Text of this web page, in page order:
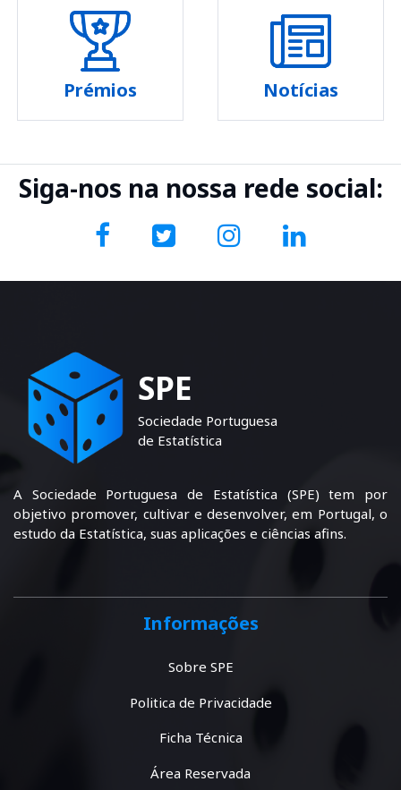
Prémios Notícias
Siga-nos na nossa rede social:
SPE
Sociedade Portuguesa
de Estatística
A Sociedade Portuguesa de Estatística (SPE) tem por
objetivo promover, cultivar e desenvolver, em Portugal, o
estudo da Estatística, suas aplicações e ciências afins.
Informações
Sobre SPE
Politica de Privacidade
Ficha Técnica
Área Reservada